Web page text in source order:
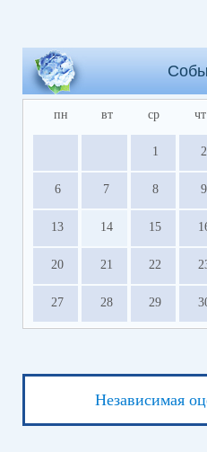
пн вт ср чт
1 2
6 7 8 9
13 14 15
20 21 22
27 28 29
Независимая